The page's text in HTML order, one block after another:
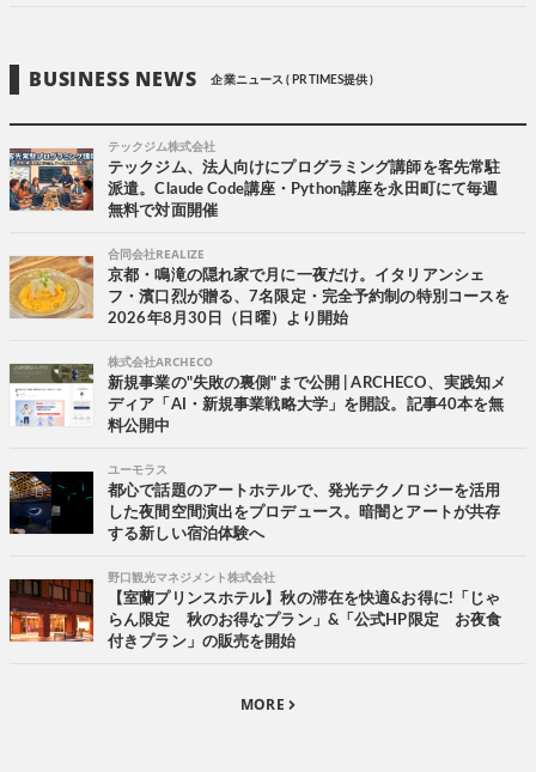
BUSINESS NEWS 企業ニュース ( PR TIMES提供 )
テックジム株式会社
テックジム、法人向けにプログラミング講師を客先常駐
派遣。Claude Code講座・Python講座を永田町にて毎週
無料で対面開催
合同会社REALIZE
京都・鳴滝の隠れ家で月に一夜だけ。イタリアンシェ
フ・濱口烈が贈る、7名限定・完全予約制の特別コースを
2026年8月30日（日曜）より開始
株式会社ARCHECO
新規事業の"失敗の裏側"まで公開 | ARCHECO、実践知メ
ディア「AI・新規事業戦略大学」を開設。記事40本を無
料公開中
ユーモラス
都心で話題のアートホテルで、発光テクノロジーを活用
した夜間空間演出をプロデュース。暗闇とアートが共存
する新しい宿泊体験へ
野口観光マネジメント株式会社
【室蘭プリンスホテル】秋の滞在を快適&お得に!「じゃ
らん限定 秋のお得なプラン」&「公式HP限定 お夜食
付きプラン」の販売を開始
MORE